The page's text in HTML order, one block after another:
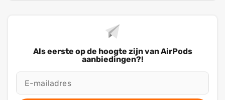
Als eerste op de hoogte zijn van AirPods
aanbiedingen?!